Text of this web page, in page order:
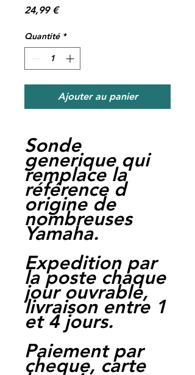
24,99 €Prix
Quantité *
Ajouter au panier
Sonde
generique qui
remplace la
référence d
origine de
nombreuses
Yamaha.
Expedition par
la poste chaque
jour ouvrable,
livraison entre 1
et 4 jours.
Paiement par
cheque, carte